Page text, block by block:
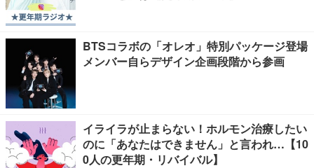
BTSコラボの「オレオ」特別パッケージ登場
メンバー自らデザイン企画段階から参画
イライラが止まらない！ホルモン治療したい
のに「あなたはできません」と言われ…【10
0人の更年期・リバイバル】